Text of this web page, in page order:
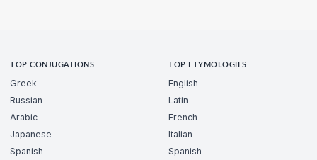
TOP CONJUGATIONS
Greek
Russian
Arabic
Japanese
Spanish
TOP ETYMOLOGIES
English
Latin
French
Italian
Spanish